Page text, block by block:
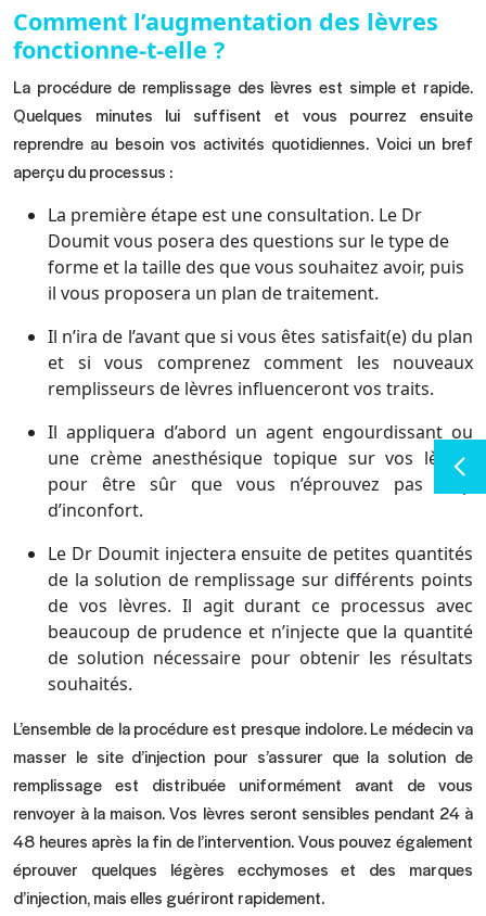
Comment l’augmentation des lèvres
fonctionne-t-elle ?
La procédure de remplissage des lèvres est simple et rapide.
Quelques minutes lui suffisent et vous pourrez ensuite
reprendre au besoin vos activités quotidiennes. Voici un bref
aperçu du processus :
La première étape est une consultation. Le Dr
Doumit vous posera des questions sur le type de
forme et la taille des que vous souhaitez avoir, puis
il vous proposera un plan de traitement.
Il n’ira de l’avant que si vous êtes satisfait(e) du plan
et si vous comprenez comment les nouveaux
remplisseurs de lèvres influenceront vos traits.
Il appliquera d’abord un agent engourdissant ou
une crème anesthésique topique sur vos lèvres
pour être sûr que vous n’éprouvez pas trop
d’inconfort.
Le Dr Doumit injectera ensuite de petites quantités
de la solution de remplissage sur différents points
de vos lèvres. Il agit durant ce processus avec
beaucoup de prudence et n’injecte que la quantité
de solution nécessaire pour obtenir les résultats
souhaités.
L’ensemble de la procédure est presque indolore. Le médecin va
masser le site d’injection pour s’assurer que la solution de
remplissage est distribuée uniformément avant de vous
renvoyer à la maison. Vos lèvres seront sensibles pendant 24 à
48 heures après la fin de l’intervention. Vous pouvez également
éprouver quelques légères ecchymoses et des marques
d’injection, mais elles guériront rapidement.